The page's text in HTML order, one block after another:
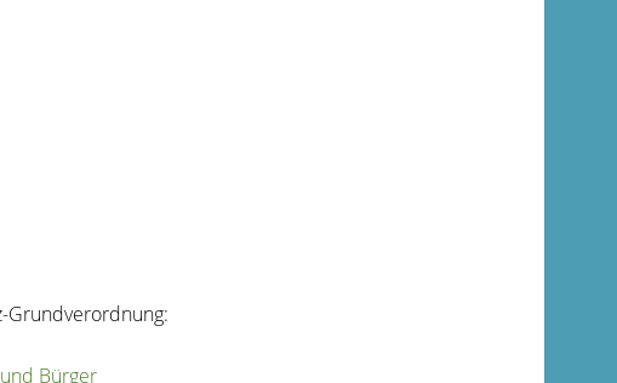
Grundverordnung:
Bürger